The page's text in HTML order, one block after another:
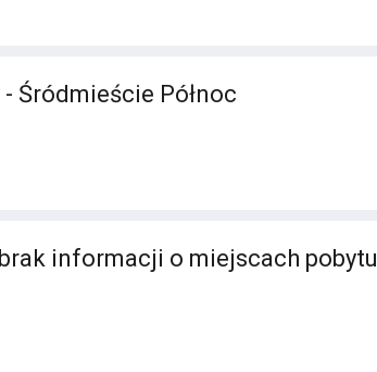
Śródmieście Północ
informacji o miejscach pobytu